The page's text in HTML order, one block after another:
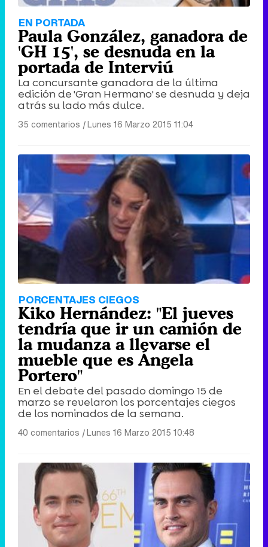
EN PORTADA
Paula González, ganadora de
'GH 15', se desnuda en la
portada de Interviú
La concursante ganadora de la última
edición de 'Gran Hermano' se desnuda y deja
atrás su lado más dulce.
35 comentarios |Lunes 16 Marzo 2015 11:04
PORCENTAJES CIEGOS
Kiko Hernández: "El jueves
tendría que ir un camión de
la mudanza a llevarse el
mueble que es Ángela
Portero"
En el debate del pasado domingo 15 de
marzo se revelaron los porcentajes ciegos
de los nominados de la semana.
40 comentarios |Lunes 16 Marzo 2015 10:48